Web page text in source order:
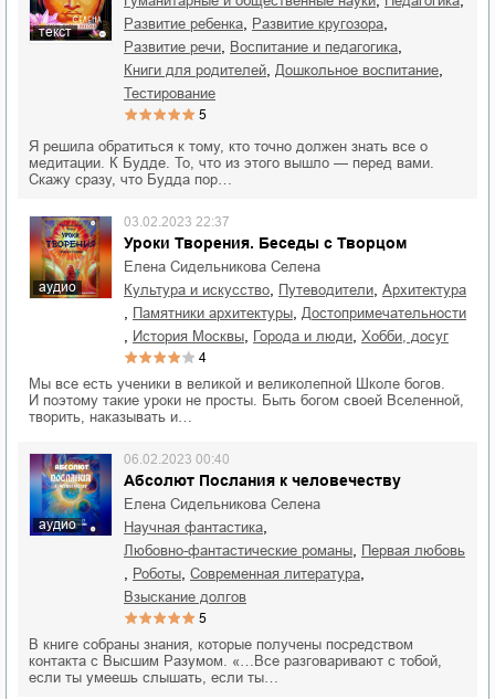
текст
развитие ребенка развитие кругозора
развитие речи воспитание и педагогика
книги для родителей дошкольное воспитание
тестирование
5
Я решила обратиться к тому, кто точно должен знать все о
медитации. К Будде. То, что из этого вышло — перед вами.
Скажу сразу, что Будда пор…
аудио
Уроки Творения. Беседы с Творцом
03.02.2023 22:37
Елена Сидельникова Селена
культура и искусство
путеводители архитектура
памятники архитектуры достопримечательности
история Москвы города и люди хобби, досуг
4
Мы все есть ученики в великой и великолепной Школе богов.
И поэтому такие уроки не просты. Быть богом своей Вселенной,
творить, наказывать и…
аудио
Абсолют Послания к человечеству
06.02.2023 00:40
Елена Сидельникова Селена
научная фантастика
любовно-фантастические романы первая любовь
роботы современная литература
взыскание долгов
5
В книге собраны знания, которые получены посредством
контакта с Высшим Разумом. «…Все разговаривают с тобой,
если ты умеешь слышать, если ты…